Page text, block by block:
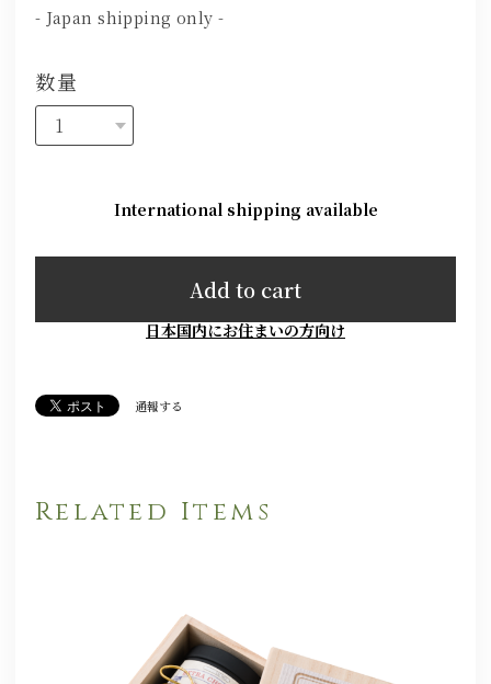
- Japan shipping only -
数量
International shipping available
Add to cart
日本国内にお住まいの方向け
通報する
Related Items